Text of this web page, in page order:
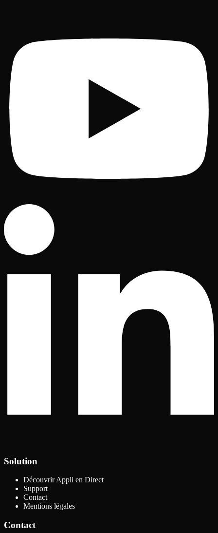
Solution
Découvrir Appli en Direct
Support
Contact
Mentions légales
Contact